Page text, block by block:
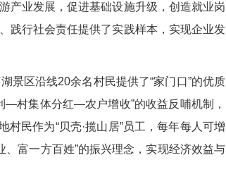
产业发展，促进基础设施升级，创造就业岗
践行社会责任提供了实践样本，实现企业发
区沿线20余名村民提供了“家门口”的优质
—村集体分红—农户增收”的收益反哺机制，
民作为“贝壳·揽山居”员工，每年每人可增
富一方百姓”的振兴理念，实现经济效益与